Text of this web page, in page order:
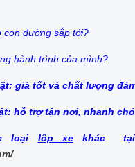
con đường sắp tới?
hành trình của mình?
giá tốt và chất lượng
hỗ trợ tận nơi, nhanh
loại lốp xekhác tại